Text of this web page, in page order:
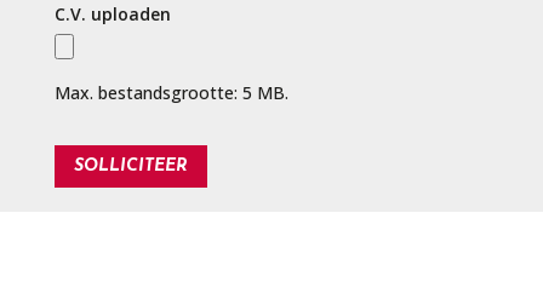
C.V. uploaden
Max. bestandsgrootte: 5 MB.